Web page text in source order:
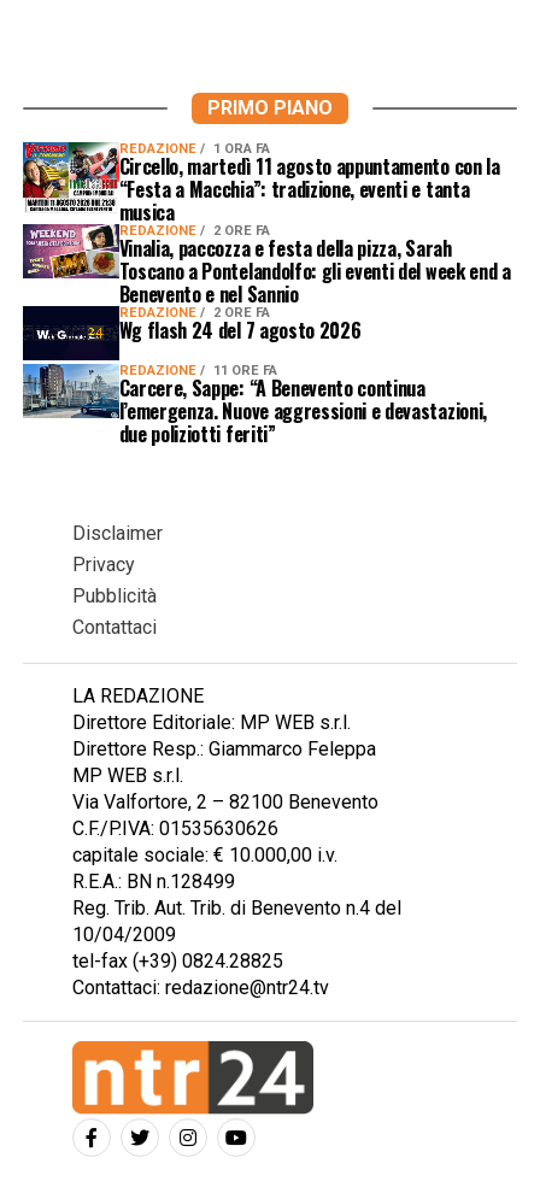
PRIMO PIANO
REDAZIONE 1 ORA FA
Circello, martedì 11 agosto appuntamento con la
“Festa a Macchia”: tradizione, eventi e tanta
musica
REDAZIONE 2 ORE FA
Vinalia, paccozza e festa della pizza, Sarah
Toscano a Pontelandolfo: gli eventi del week end a
Benevento e nel Sannio
REDAZIONE 2 ORE FA
Wg flash 24 del 7 agosto 2026
REDAZIONE 11 ORE FA
Carcere, Sappe: “A Benevento continua
l’emergenza. Nuove aggressioni e devastazioni,
due poliziotti feriti”
Disclaimer
Privacy
Pubblicità
Contattaci
LA REDAZIONE
Direttore Editoriale: MP WEB s.r.l.
Direttore Resp.: Giammarco Feleppa
MP WEB s.r.l.
Via Valfortore, 2 – 82100 Benevento
C.F./P.IVA: 01535630626
capitale sociale: € 10.000,00 i.v.
R.E.A.: BN n.128499
Reg. Trib. Aut. Trib. di Benevento n.4 del
10/04/2009
tel-fax (+39) 0824.28825
Contattaci: redazione@ntr24.tv